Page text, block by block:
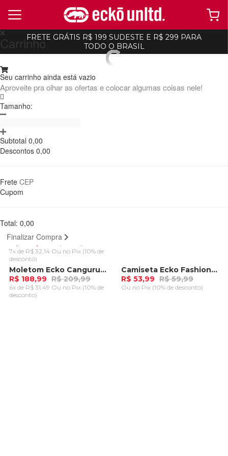
FRETE GRÁTIS R$ 199 SUDESTE E R$ 299 PARA
TODO O BRASIL
Carrinho
Seu carrinho ainda está vazio
Aproveite pra olhar as ofertas e colocar algumas coisas nele!
Tamanho:
Subtotal 0,00
Descontos 0,00
Frete
Cupom
Total: 0,00
Finalizar Compra
ecko
-
R$ 224,99 R$ 249,99
7x de R$ 32,14 Ou no Pix (10% de
desconto)
ADICIONAR AO
CARRINHO
-10%
R$ 260,99 R$ 289,99
-10%Moletom Ecko Canguru Fechado Básico Preto
R$ 188,99 R$ 209,99
6x de R$ 31,49 Ou no Pix (10% de
desconto)
-10%Camiseta Ecko Fashion Basic Iconic Azul Indigo
R$ 53,99 R$ 59,99
Ou no Pix (10% de desconto)